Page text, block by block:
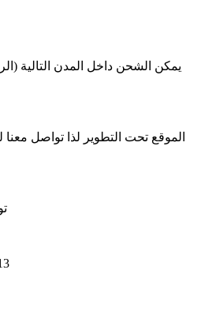
يمكن الشحن داخل المدن التالية
الموقع تحت التطوير لذا تواصل